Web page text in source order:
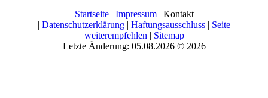
Startseite| Impressum| Kontakt
| Datenschutzerklärung | Haftungsausschluss | Seite
weiterempfehlen | Sitemap
Letzte Änderung: 05.08.2026 © 2026